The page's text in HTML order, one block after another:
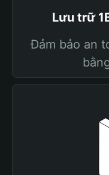
Lưu trữ
Đảm bảo an